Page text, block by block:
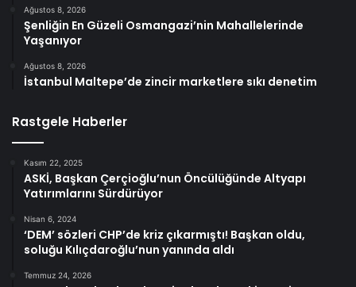
Ağustos 8, 2026
Şenliğin En Güzeli Osmangazi’nin Mahallelerinde
Yaşanıyor
Ağustos 8, 2026
İstanbul Maltepe’de zincir marketlere sıkı denetim
Rastgele Haberler
Kasım 22, 2025
ASKİ, Başkan Çerçioğlu’nun Öncülüğünde Altyapı
Yatırımlarını Sürdürüyor
Nisan 6, 2024
‘DEM’ sözleri CHP’de kriz çıkarmıştı! Başkan oldu,
soluğu Kılıçdaroğlu’nun yanında aldı
Temmuz 24, 2026